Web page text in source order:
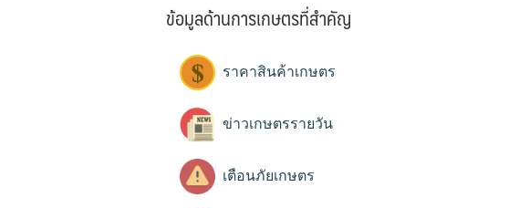
ข้อมูลด้านการเกษตรที่สำคัญ
ราคาสินค้าเกษตร
ข่าวเกษตรรายวัน
เตือนภัยเกษตร